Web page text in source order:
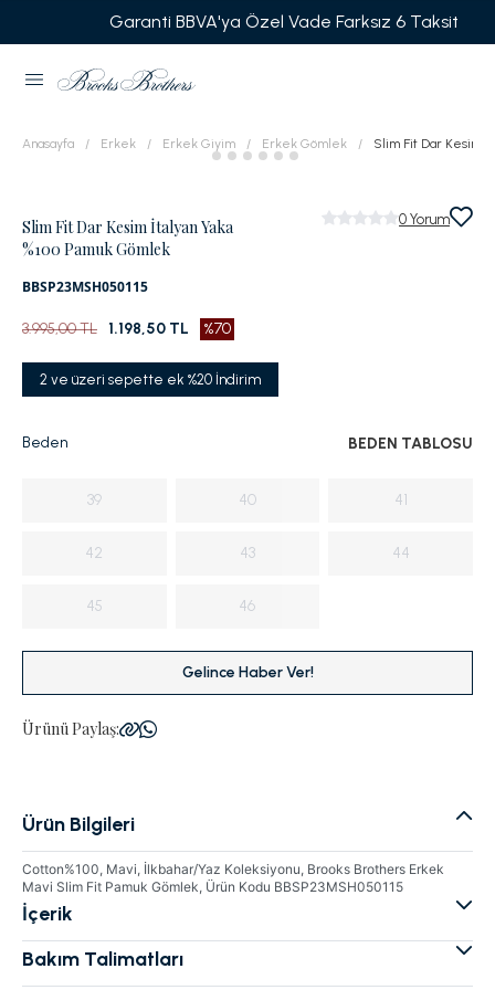
Garanti BBVA'ya Özel Vade Farksız 6 Taksit
Anasayfa Erkek Erkek Giyim Erkek Gömlek Slim Fit Dar Kesim
Slim Fit Dar Kesim İtalyan Yaka
%100 Pamuk Gömlek
BBSP23MSH050115
0 Yorum
3.995,00 TL 1.198,50 TL %70
2 ve üzeri sepette ek %20 İndirim
Beden BEDEN TABLOSU
39 40 41
42 43 44
45 46
Gelince Haber Ver!
Ürünü Paylaş:
Ürün Bilgileri
Cotton%100, Mavi, İlkbahar/Yaz Koleksiyonu, Brooks Brothers Erkek
Mavi Slim Fit Pamuk Gömlek, Ürün Kodu BBSP23MSH050115
İçerik
Bakım Talimatları